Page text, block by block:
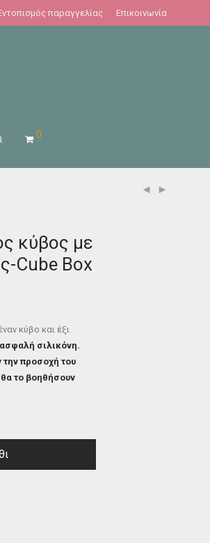
παραγγελίας Επικοινωνία
0
κύβος με
Cube Box
κύβο και έξι
σιλικόνη.
προσοχή του
το βοηθήσουν